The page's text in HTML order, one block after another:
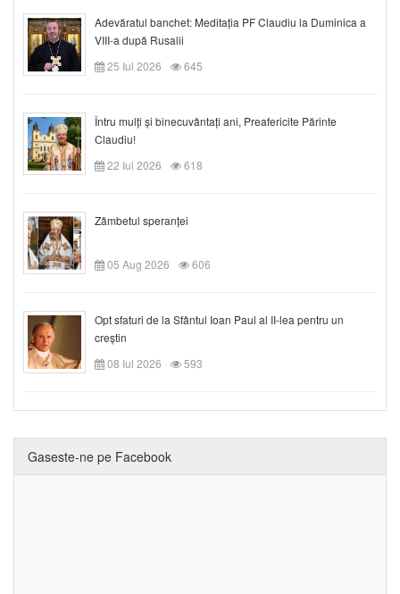
Adevăratul banchet: Meditația PF Claudiu la Duminica a
VIII-a după Rusalii
25 Iul 2026
645
Întru mulți și binecuvântați ani, Preafericite Părinte
Claudiu!
22 Iul 2026
618
Zâmbetul speranței
05 Aug 2026 606
Opt sfaturi de la Sfântul Ioan Paul al II-lea pentru un
creștin
08 Iul 2026
593
Gaseste-ne pe Facebook